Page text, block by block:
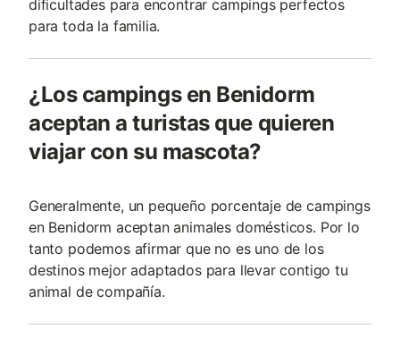
dificultades para encontrar campings perfectos
para toda la familia.
¿Los campings en Benidorm
aceptan a turistas que quieren
viajar con su mascota?
Generalmente, un pequeño porcentaje de campings
en Benidorm aceptan animales domésticos. Por lo
tanto podemos afirmar que no es uno de los
destinos mejor adaptados para llevar contigo tu
animal de compañía.